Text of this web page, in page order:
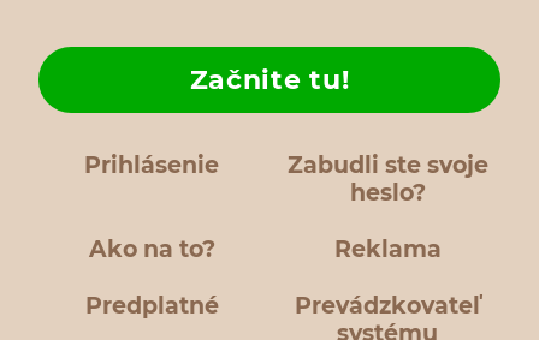
Prihlásenie
Zabudli ste svoje
heslo?
Ako na to?
Začnite tu!
Reklama
Predplatné
Prevádzkovateľ
systému